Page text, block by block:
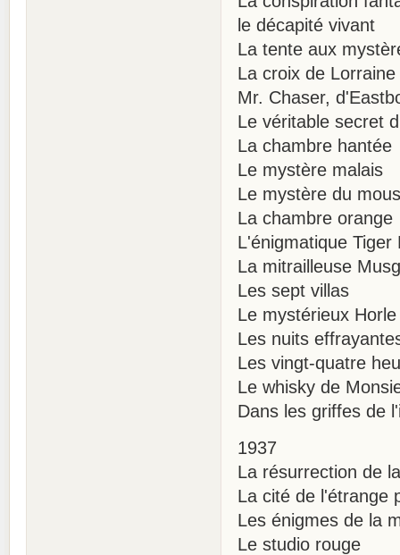
le décapité vivant
La tente aux
La croix de Lorraine
Mr. Chaser,
Le véritable secret
La chambre hantée
Le mystère malais
Le mystère du
La chambre orange
L'énigmatique Tiger
La mitrailleuse
Les sept villas
Le mystérieux Horle
Les nuits
Les vingt-quatre
Le whisky de
Dans les griffes de
1937
La résurrection de
La cité de l'étrange
Les énigmes de la
Le studio rouge